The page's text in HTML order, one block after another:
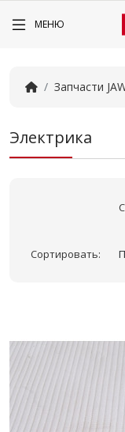
МЕНЮ
Запчасти
Электрика
Сортировать: